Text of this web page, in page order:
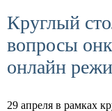
Круглый
вопросы
онлайн
29 апреля в рамках